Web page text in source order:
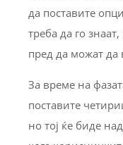
да поставите
треба да го
пред да можат да
За време на
поставите
но тој ќе биде